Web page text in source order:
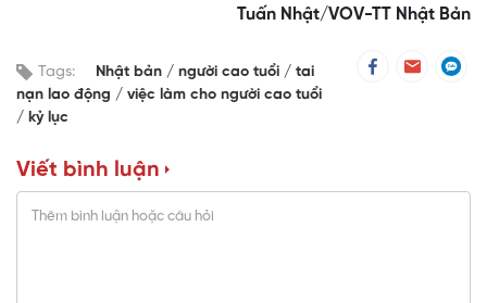
Tuấn Nhật/VOV-TT Nhật Bản
Tags: Nhật bản người cao tuổi
tai
nạn lao động
việc làm cho người cao tuổi
kỷ lục
Viết bình luận